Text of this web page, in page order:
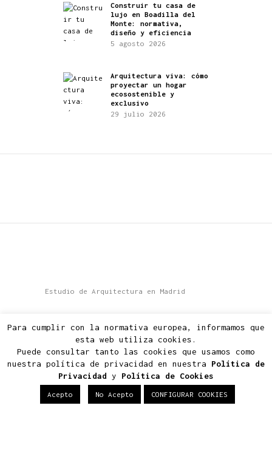
Construir tu casa de
lujo en Boadilla del
Monte: normativa,
diseño y eficiencia
5 agosto 2026
Arquitectura viva: cómo
proyectar un hogar
ecosostenible y
exclusivo
29 julio 2026
Estudio de Arquitectura en Madrid
1, C.P.28660
Boadilla del Monte, Madrid
info@2m-arquitectos.com
919 289 760 - 615 623 813 - 609 071 175
Para cumplir con la normativa europea, informamos que
esta web utiliza cookies.
Puede consultar tanto las cookies que usamos como
nuestra política de privacidad en nuestra Política de
Privacidad y Política de Cookies
Acepto No Acepto CONFIGURAR COOKIES